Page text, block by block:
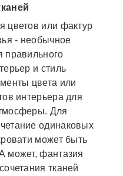
цветов или фактур
- необычное
правильного
и стиль
цвета или
интерьера для
Для
одинаковых
может быть
может, фантазия
тканей